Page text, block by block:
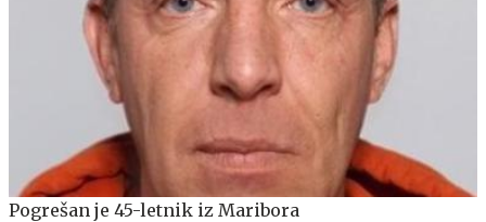
Pogrešan je 45-letnik iz Maribora